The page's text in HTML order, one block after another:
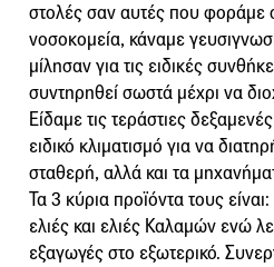
στολές σαν αυτές που φοράμε
νοσοκομεία, κάναμε
μίλησαν για τις ειδικές
συντηρηθεί σωστά μέχρι να
Είδαμε τις τεράστιες
ειδικό κλιματισμό για να
σταθερή, αλλά και τα
Τα 3 κύρια προϊόντα τους
ελιές και ελιές Καλαμών ενώ
εξαγωγές στο εξωτερικό.